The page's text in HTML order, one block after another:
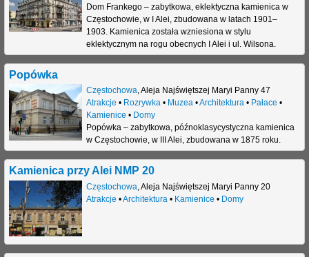
Dom Frankego – zabytkowa, eklektyczna kamienica w
Częstochowie, w I Alei, zbudowana w latach 1901–
1903. Kamienica została wzniesiona w stylu
eklektycznym na rogu obecnych I Alei i ul. Wilsona.
Popówka
Częstochowa,Aleja Najświętszej Maryi Panny 47
Atrakcje • Rozrywka• Muzea•Architektura• Pałace •
Kamienice • Domy
Popówka – zabytkowa, późnoklasycystyczna kamienica
w Częstochowie, w III Alei, zbudowana w 1875 roku.
Kamienica przy Alei NMP 20
Częstochowa,Aleja Najświętszej Maryi Panny 20
Atrakcje •Architektura• Kamienice • Domy